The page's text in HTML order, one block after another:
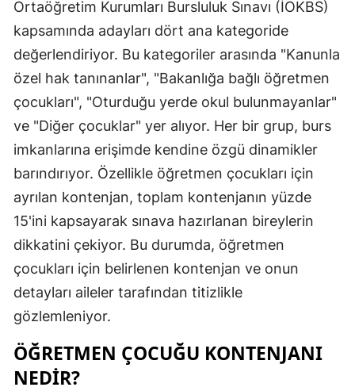
Ortaöğretim Kurumları Bursluluk Sınavı (İOKBS)
kapsamında adayları dört ana kategoride
değerlendiriyor. Bu kategoriler arasında "Kanunla
özel hak tanınanlar", "Bakanlığa bağlı öğretmen
çocukları", "Oturduğu yerde okul bulunmayanlar"
ve "Diğer çocuklar" yer alıyor. Her bir grup, burs
imkanlarına erişimde kendine özgü dinamikler
barındırıyor. Özellikle öğretmen çocukları için
ayrılan kontenjan, toplam kontenjanın yüzde
15'ini kapsayarak sınava hazırlanan bireylerin
dikkatini çekiyor. Bu durumda, öğretmen
çocukları için belirlenen kontenjan ve onun
detayları aileler tarafından titizlikle
gözlemleniyor.
ÖĞRETMEN ÇOCUĞU KONTENJANI
NEDIR?